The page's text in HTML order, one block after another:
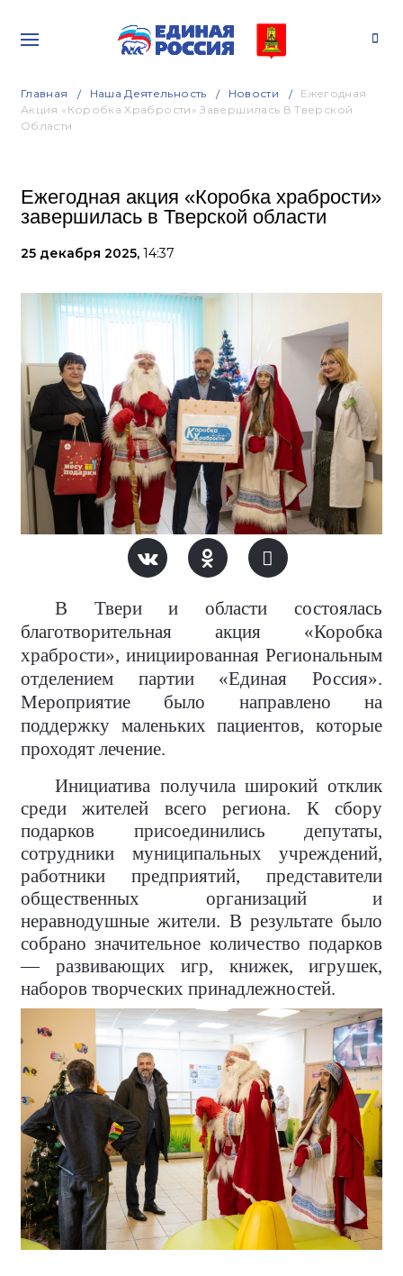
Главная Наша Деятельность Новости
Ежегодная
Акция «Коробка Храбрости» Завершилась В Тверской
Области
Ежегодная акция «Коробка храбрости»
завершилась в Тверской области
25 декабря 2025, 14:37
В Твери и области состоялась
благотворительная акция «Коробка
храбрости», инициированная Региональным
отделением партии «Единая Россия».
Мероприятие было направлено на
поддержку маленьких пациентов, которые
проходят лечение.
Инициатива получила широкий отклик
среди жителей всего региона. К сбору
подарков присоединились депутаты,
сотрудники муниципальных учреждений,
работники предприятий, представители
общественных организаций и
неравнодушные жители. В результате было
собрано значительное количество подарков
— развивающих игр, книжек, игрушек,
наборов творческих принадлежностей.